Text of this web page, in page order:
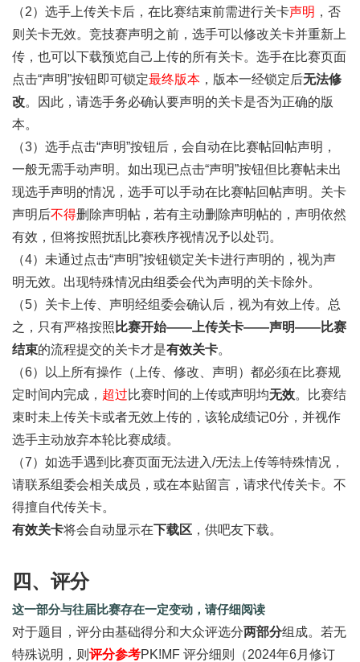
（2）选手上传关卡后，在比赛结束前需进行关卡声明 ，否
则关卡无效。竞技赛声明之前，选手可以修改关卡并重新上
传，也可以下载预览自己上传的所有关卡。选手在比赛页面
点击“声明”按钮即可锁定最终版本 ，版本一经锁定后无法修
改。因此，请选手务必确认要声明的关卡是否为正确的版
本。
（3）选手点击“声明”按钮后，会自动在比赛帖回帖声明，
一般无需手动声明。如出现已点击“声明”按钮但比赛帖未出
现选手声明的情况，选手可以手动在比赛帖回帖声明。关卡
声明后不得删除声明帖，若有主动删除声明帖的，声明依然
有效，但将按照扰乱比赛秩序视情况予以处罚。
（4）未通过点击“声明”按钮锁定关卡进行声明的，视为声
明无效。出现特殊情况由组委会代为声明的关卡除外。
（5）关卡上传、声明经组委会确认后，视为有效上传。总
之，只有严格按照 比赛开始——上传关卡——声明——比赛
结束的流程提交的关卡才是有效关卡。
（6）以上所有操作（上传、修改、声明）都必须在比赛规
定时间内完成， 超过比赛时间的上传或声明均无效。比赛结
束时未上传关卡或者无效上传的，该轮成绩记0分，并视作
选手主动放弃本轮比赛成绩。
（7）如选手遇到比赛页面无法进入/无法上传等特殊情况，
请联系组委会相关成员，或在本贴留言，请求代传关卡。不
得擅自代传关卡。
有效关卡将会自动显示在下载区 ，供吧友下载。
四、评分
这一部分与往届比赛存在一定变动，请仔细阅读
对于题目，评分由基础得分和大众评选分两部分组成。若无
特殊说明，则 评分参考PK!MF 评分细则（2024年6月修订